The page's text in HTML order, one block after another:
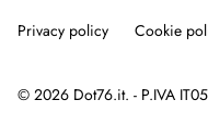
Privacy policy Cookie
© 2026 Dot76.it. - P.IVA